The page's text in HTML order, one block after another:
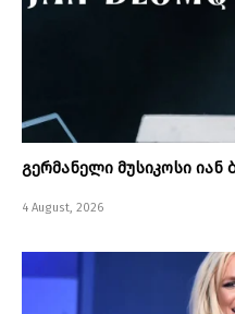
გერმანელი მუსიკოსი იან
4 August, 2026